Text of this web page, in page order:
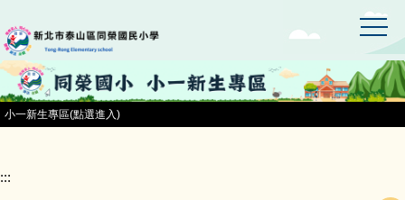
到
主
要
內
容
區
小一新生專區(點選進入)
:::